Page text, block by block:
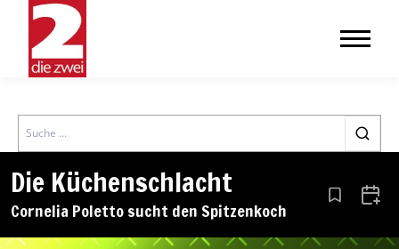
Search
Die Küchenschlacht
Cornelia Poletto sucht den Spitzenkoch Aus den